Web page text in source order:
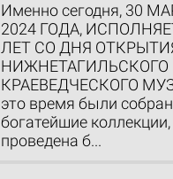
Именно сегодня, 30
2024 ГОДА,
ЛЕТ СО ДНЯ
НИЖНЕТАГИЛЬСКОГО
КРАЕВЕДЧЕСКОГО
это время были
богатейшие коллекции,
проведена б...